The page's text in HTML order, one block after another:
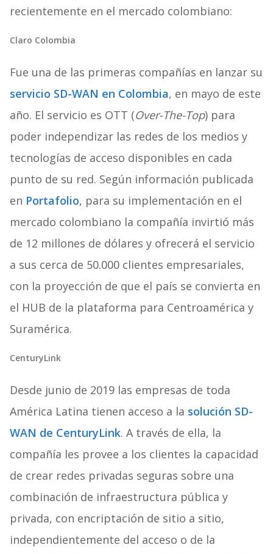
recientemente en el mercado colombiano:
Claro Colombia
Fue una de las primeras compañías en lanzar su
servicio SD-WAN en Colombia, en mayo de este
año. El servicio es OTT (Over-The-Top) para
poder independizar las redes de los medios y
tecnologías de acceso disponibles en cada
punto de su red. Según información publicada
en Portafolio, para su implementación en el
mercado colombiano la compañía invirtió más
de 12 millones de dólares y ofrecerá el servicio
a sus cerca de 50.000 clientes empresariales,
con la proyección de que el país se convierta en
el HUB de la plataforma para Centroamérica y
Suramérica.
CenturyLink
Desde junio de 2019 las empresas de toda
América Latina tienen acceso a la solución SD-
WAN de CenturyLink. A través de ella, la
compañía les provee a los clientes la capacidad
de crear redes privadas seguras sobre una
combinación de infraestructura pública y
privada, con encriptación de sitio a sitio,
independientemente del acceso o de la